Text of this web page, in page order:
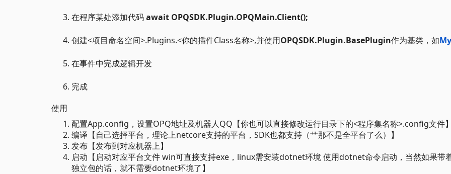
在程序某处添加代码await OPQSDK.Plugin.OPQMain.Client();
创建<项目命名空间>.Plugins.<你的插件Class名称>,并使用OPQSDK.Plugin.BasePlugin作为基类，如
在事件中完成逻辑开发
完成
使用
配置App.config，设置OPQ地址及机器人QQ【你也可以直接修改运行目录下的<程序集名称>.config文件】
编译【自己选择平台，理论上netcore支持的平台，SDK也都支持（艹那不是全平台了么）】
发布【发布到对应机器上】
启动【启动对应平台文件 win可直接支持exe，linux需安装dotnet环境 使用dotnet命令启动，当然如果带
独立包的话，就不需要dotnet环境了】